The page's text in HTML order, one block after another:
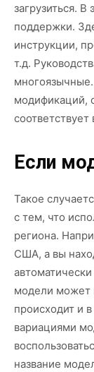
загрузиться.
поддержки.
инструкции,
т.д.
модификаций,
Если
Такое
с тем, что
региона.
США, а вы
модели может
происходит и
вариациями
название